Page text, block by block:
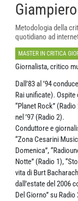
Metodologia della
quotidiano ad
MASTER IN CRITICA
Giornalista, critico
Dall’83 al ’94
Rai unificate).
“Planet Rock”
nel ’97 (Radio 2).
Conduttore e
“Zona Cesarini
Domenica”,
Notte” (Radio 1),
vita di Burt
dall’estate del 2006
Del Giorno” su